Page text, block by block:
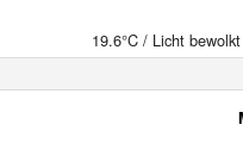
19.6°C / Licht